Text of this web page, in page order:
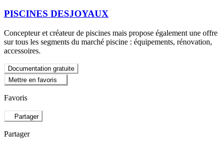
PISCINES DESJOYAUX
Concepteur et créateur de piscines mais propose également une offre
sur tous les segments du marché piscine : équipements, rénovation,
accessoires.
Documentation gratuite
Mettre en favoris
Favoris
Partager
Partager